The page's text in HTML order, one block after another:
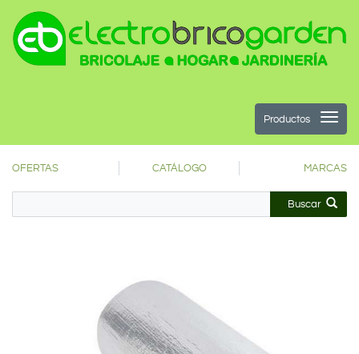
Productos
OFERTAS CATÁLOGO MARCAS
Buscar